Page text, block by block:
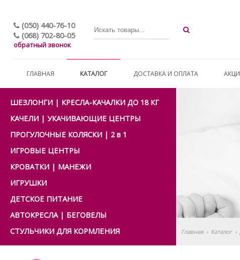
(050) 440-76-10
(068) 702-80-05
обратный звонок
ГЛАВНАЯ КАТАЛОГ ДОСТАВКА И ОПЛАТА
ШЕЗЛОНГИ | КРЕСЛА-КАЧАЛКИ ДО 18 КГ
КАЧЕЛИ | УКАЧИВАЮЩИЕ ЦЕНТРЫ
ПРОГУЛОЧНЫЕ КОЛЯСКИ | 2 в 1
ИГРОВЫЕ ЦЕНТРЫ
КРОВАТКИ | МАНЕЖИ
ИГРУШКИ
ДЕТСКОЕ ПИТАНИЕ
АВТОКРЕСЛА | БЕГОВЕЛЫ
СТУЛЬЧИКИ ДЛЯ КОРМЛЕНИЯ
Главная › Каталог ›